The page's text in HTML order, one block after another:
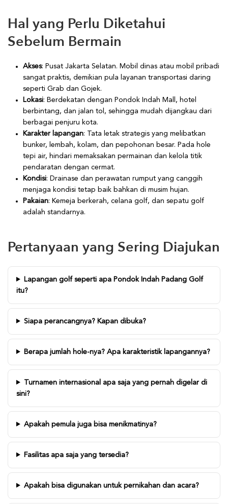
Hal yang Perlu Diketahui
Sebelum Bermain
Akses: Pusat Jakarta Selatan. Mobil dinas atau mobil pribadi
sangat praktis, demikian pula layanan transportasi daring
seperti Grab dan Gojek.
Lokasi: Berdekatan dengan Pondok Indah Mall, hotel
berbintang, dan jalan tol, sehingga mudah dijangkau dari
berbagai penjuru kota.
Karakter lapangan: Tata letak strategis yang melibatkan
bunker, lembah, kolam, dan pepohonan besar. Pada hole
tepi air, hindari memaksakan permainan dan kelola titik
pendaratan dengan cermat.
Kondisi: Drainase dan perawatan rumput yang canggih
menjaga kondisi tetap baik bahkan di musim hujan.
Pakaian: Kemeja berkerah, celana golf, dan sepatu golf
adalah standarnya.
Pertanyaan yang Sering Diajukan
Lapangan golf seperti apa Pondok Indah Padang Golf
itu?
Siapa perancangnya? Kapan dibuka?
Berapa jumlah hole-nya? Apa karakteristik lapangannya?
Turnamen internasional apa saja yang pernah digelar di
sini?
Apakah pemula juga bisa menikmatinya?
Fasilitas apa saja yang tersedia?
Apakah bisa digunakan untuk pernikahan dan acara?